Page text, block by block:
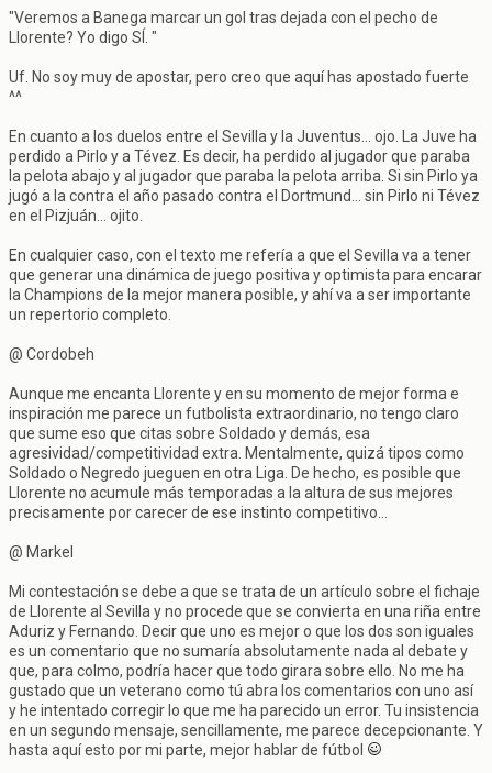
"Veremos a Banega marcar un gol tras dejada con el pecho de
Llorente? Yo digo SÍ. "
Uf. No soy muy de apostar, pero creo que aquí has apostado fuerte
^^
En cuanto a los duelos entre el Sevilla y la Juventus... ojo. La Juve ha
perdido a Pirlo y a Tévez. Es decir, ha perdido al jugador que paraba
la pelota abajo y al jugador que paraba la pelota arriba. Si sin Pirlo ya
jugó a la contra el año pasado contra el Dortmund... sin Pirlo ni Tévez
en el Pizjuán... ojito.
En cualquier caso, con el texto me refería a que el Sevilla va a tener
que generar una dinámica de juego positiva y optimista para encarar
la Champions de la mejor manera posible, y ahí va a ser importante
un repertorio completo.
@ Cordobeh
Aunque me encanta Llorente y en su momento de mejor forma e
inspiración me parece un futbolista extraordinario, no tengo claro
que sume eso que citas sobre Soldado y demás, esa
agresividad/competitividad extra. Mentalmente, quizá tipos como
Soldado o Negredo jueguen en otra Liga. De hecho, es posible que
Llorente no acumule más temporadas a la altura de sus mejores
precisamente por carecer de ese instinto competitivo...
@ Markel
Mi contestación se debe a que se trata de un artículo sobre el fichaje
de Llorente al Sevilla y no procede que se convierta en una riña entre
Aduriz y Fernando. Decir que uno es mejor o que los dos son iguales
es un comentario que no sumaría absolutamente nada al debate y
que, para colmo, podría hacer que todo girara sobre ello. No me ha
gustado que un veterano como tú abra los comentarios con uno así
y he intentado corregir lo que me ha parecido un error. Tu insistencia
en un segundo mensaje, sencillamente, me parece decepcionante. Y
hasta aquí esto por mi parte, mejor hablar de fútbol